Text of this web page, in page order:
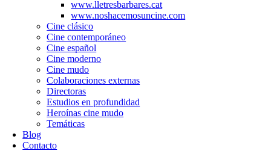
www.lletresbarbares.cat
www.noshacemosuncine.com
Cine clásico
Cine contemporáneo
Cine español
Cine moderno
Cine mudo
Colaboraciones externas
Directoras
Estudios en profundidad
Heroínas cine mudo
Temáticas
Blog
Contacto